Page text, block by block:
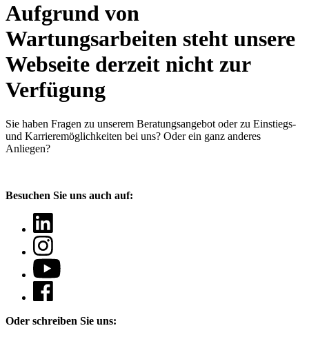
Aufgrund von
Wartungsarbeiten steht unsere
Webseite derzeit nicht zur
Verfügung
Sie haben Fragen zu unserem Beratungsangebot oder zu Einstiegs-
und Karrieremöglichkeiten bei uns? Oder ein ganz anderes
Anliegen?
Besuchen Sie uns auch auf:
Oder schreiben Sie uns: